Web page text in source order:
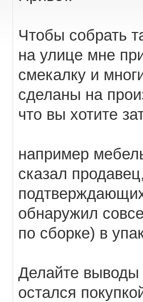
Чтобы собрать
на улице мне
смекалку и
сделаны на
что вы хотите
например
сказал
обнаружил
по сборке) в
Делайте
остался